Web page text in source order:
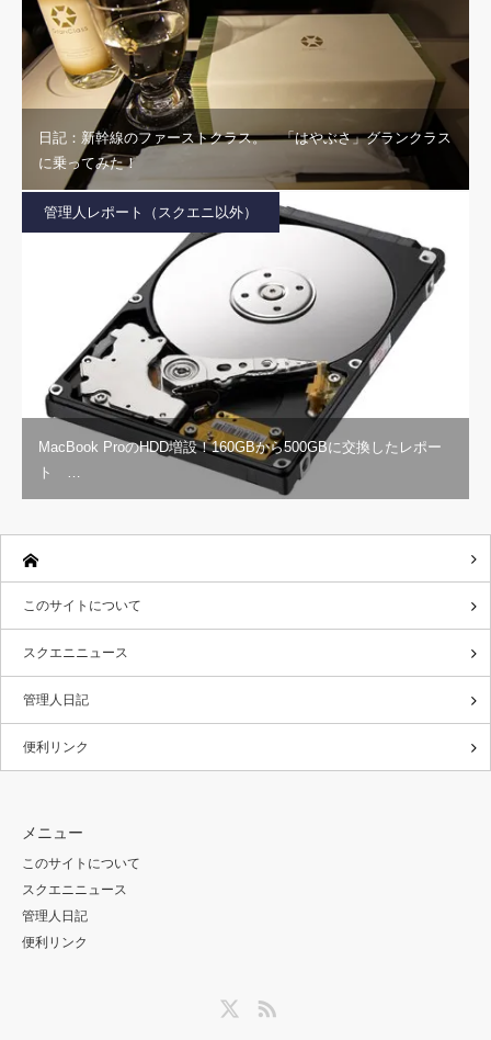
日記：新幹線のファーストクラス。 「はやぶさ」グランクラス
に乗ってみた！
管理人レポート（スクエニ以外）
MacBook ProのHDD増設！160GBから500GBに交換したレポー
ト …
このサイトについて
スクエニニュース
管理人日記
便利リンク
メニュー
このサイトについて
スクエニニュース
管理人日記
便利リンク